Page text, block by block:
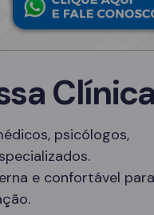
psicólogos,
e confortável para